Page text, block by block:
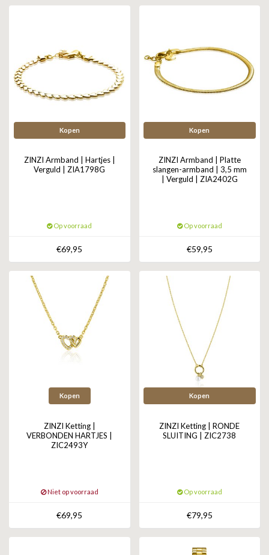
ZAG BIJOUX
KAPTEN & SON
Kopen
ZINZI Armband | Hartjes |
Verguld | ZIA1798G
Op voorraad
€69,95
Kopen
ZINZI Armband | Platte
slangen-armband | 3,5 mm
| Verguld | ZIA2402G
Op voorraad
€59,95
Kopen
ZINZI Ketting |
VERBONDEN HARTJES |
ZIC2493Y
Niet op voorraad
€69,95
Kopen
ZINZI Ketting | RONDE
SLUITING | ZIC2738
Op voorraad
€79,95